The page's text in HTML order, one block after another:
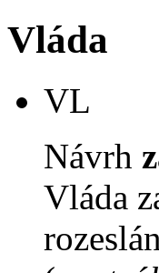
Vláda
VL
Návrh
Vláda